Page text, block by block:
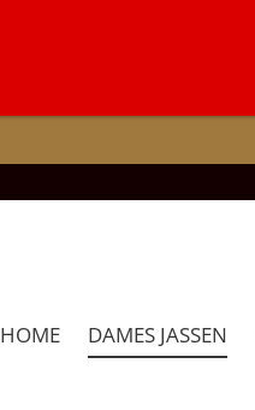
HOME DAMES JASSEN